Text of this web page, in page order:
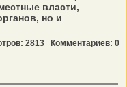
власти,
но и
2813 Комментариев: 0